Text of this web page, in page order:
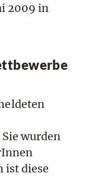
2009 in
wurden
ist diese